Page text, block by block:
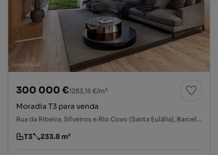
300 000 €1283,15 €/m²
Moradia T3 para venda
Rua da Ribeira, Silveiros e Rio Covo (Santa Eulália), Barcelos, Braga
Tipologia
T3
Preço por metro quadrado
233.8 m²